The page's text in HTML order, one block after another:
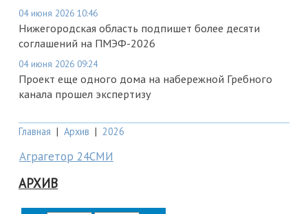
04 июня 2026 10:46
Нижегородская область подпишет более десяти
соглашений на ПМЭФ-2026
04 июня 2026 09:24
Проект еще одного дома на набережной Гребного
канала прошел экспертизу
Главная | Архив | 2026
Аграгетор 24СМИ
АРХИВ